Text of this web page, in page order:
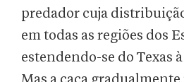
predador cuja
em todas as regiões dos
estendendo-se do Texas